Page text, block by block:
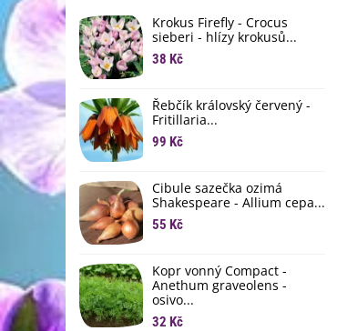
Krokus Firefly - Crocus
sieberi - hlízy krokusů...
38 Kč
Řebčík královský červený -
Fritillaria...
99 Kč
Cibule sazečka ozimá
Shakespeare - Allium cepa...
55 Kč
Kopr vonný Compact -
Anethum graveolens -
osivo...
32 Kč